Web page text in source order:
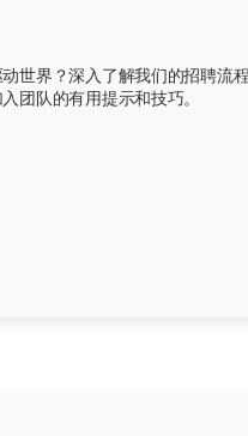
世界？深入了解我们的招聘流
团队的有用提示和技巧。